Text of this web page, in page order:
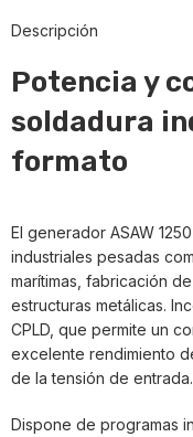
Descripción
Potencia y
soldadura
formato
El generador ASAW
industriales pesadas
marítimas, fabricación
estructuras metálicas.
CPLD, que permite un
excelente rendimiento
de la tensión de entrada.
Dispone de programas